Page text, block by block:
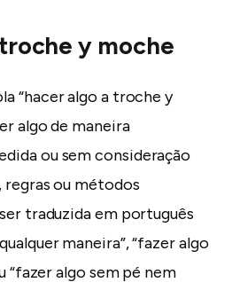
y moche
“hacer algo a troche y
algo de maneira
ou sem consideração
regras ou métodos
traduzida em português
maneira”, “fazer algo
algo sem pé nem